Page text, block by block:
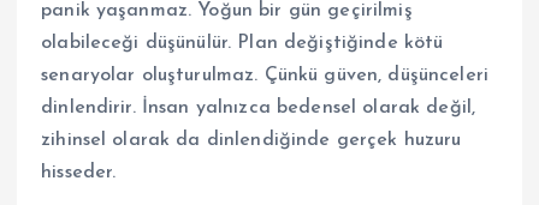
panik yaşanmaz. Yoğun bir gün geçirilmiş
olabileceği düşünülür. Plan değiştiğinde kötü
senaryolar oluşturulmaz. Çünkü güven, düşünceleri
dinlendirir. İnsan yalnızca bedensel olarak değil,
zihinsel olarak da dinlendiğinde gerçek huzuru
hisseder.